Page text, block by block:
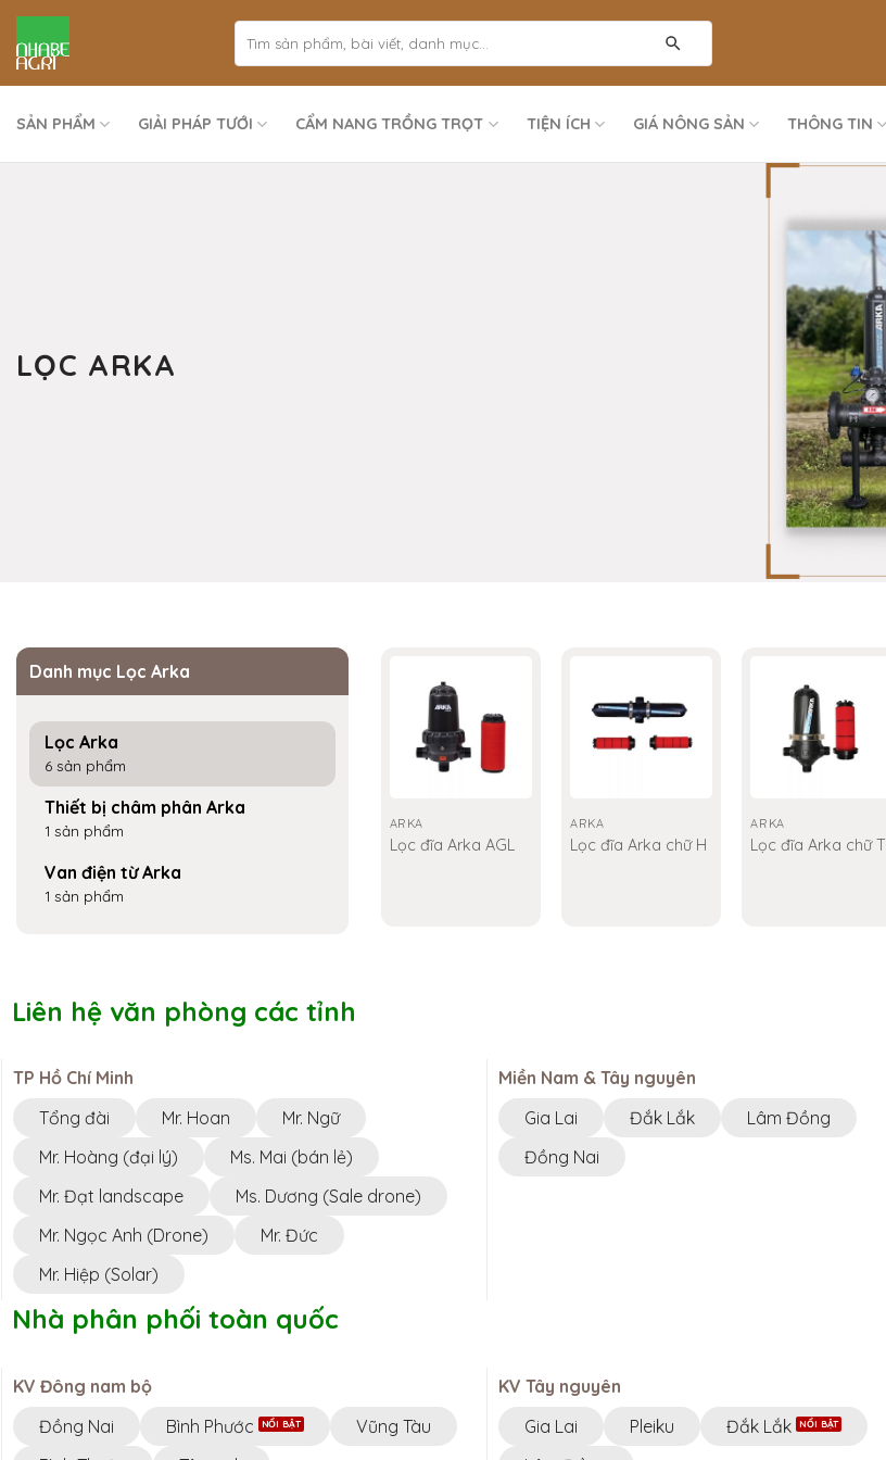
nội
dung
SẢN PHẨM GIẢI PHÁP TƯỚI CẨM NANG TRỒNG TRỌT TIỆN ÍCH GIÁ NÔNG SẢN THÔNG TIN
LỌC ARKA
Danh mục Lọc Arka
Lọc Arka
6 sản phẩm
Thiết bị châm phân Arka
1 sản phẩm
Van điện từ Arka
1 sản phẩm
ARKA
Lọc đĩa Arka AGL
ARKA
Lọc đĩa Arka chữ H
ARKA
Lọc đĩa Arka chữ T
Liên hệ văn phòng các tỉnh
TP Hồ Chí Minh
Tổng đài
Mr. Hoan
Mr. Ngữ
Mr. Hoàng (đại lý)
Ms. Mai (bán lẻ)
Mr. Đạt landscape
Ms. Dương (Sale drone)
Mr. Ngọc Anh (Drone)
Mr. Đức
Mr. Hiệp (Solar)
Miền Nam & Tây nguyên
Gia Lai
Đắk Lắk
Lâm Đồng
Đồng Nai
Nhà phân phối toàn quốc
KV Đông nam bộ
Đồng Nai
Bình Phước
Vũng Tàu
KV Tây nguyên
Gia Lai
Pleiku
Đắk Lắk